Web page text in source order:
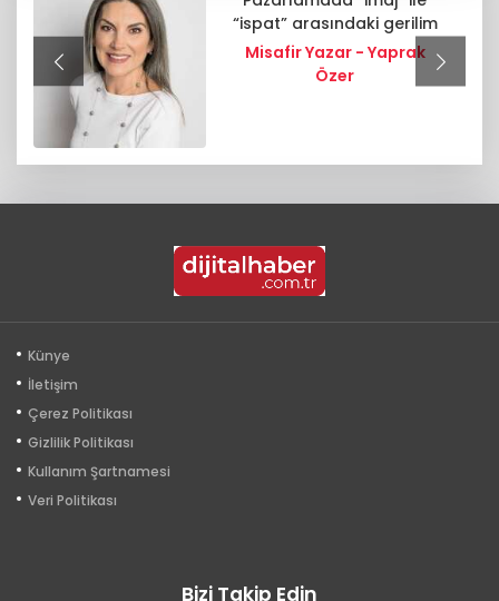
“ispat” arasındaki gerilim
Misafir Yazar - Yaprak
Özer
Künye
İletişim
Çerez Politikası
Gizlilik Politikası
Kullanım Şartnamesi
Veri Politikası
Bizi Takip Edin